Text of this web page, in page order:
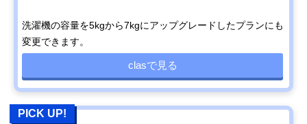
洗濯機の容量を5kgから7kgにアップグレードしたプランにも
変更できます。
clasで見る
PICK UP!